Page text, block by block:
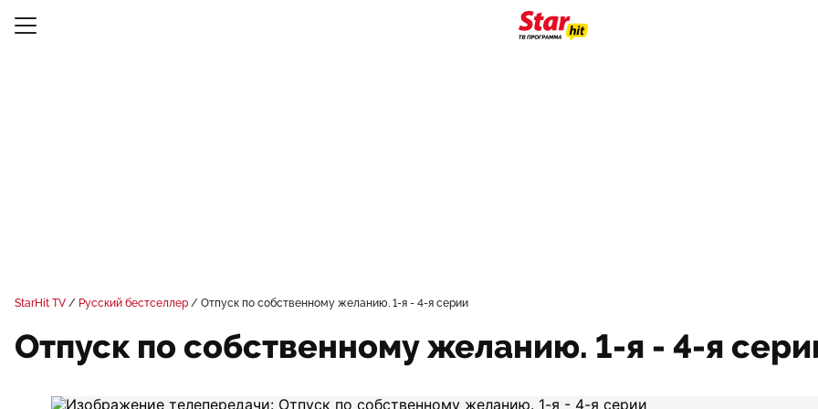
StarHit TV Русский бестселлер Отпуск по собственному желанию. 1-я - 4-я серии
Отпуск по собственному желанию. 1-я - 4-я